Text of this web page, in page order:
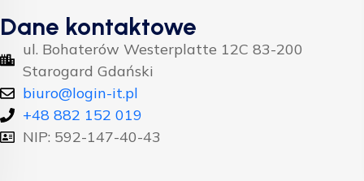
Dane kontaktowe
ul. Bohaterów Westerplatte 12C 83-200
Starogard Gdański
biuro@login-it.pl
+48 882 152 019
NIP: 592-147-40-43